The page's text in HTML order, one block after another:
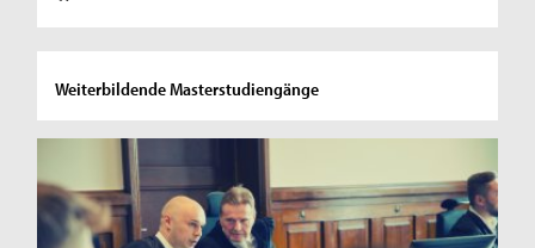
Weiterbildende Masterstudiengänge